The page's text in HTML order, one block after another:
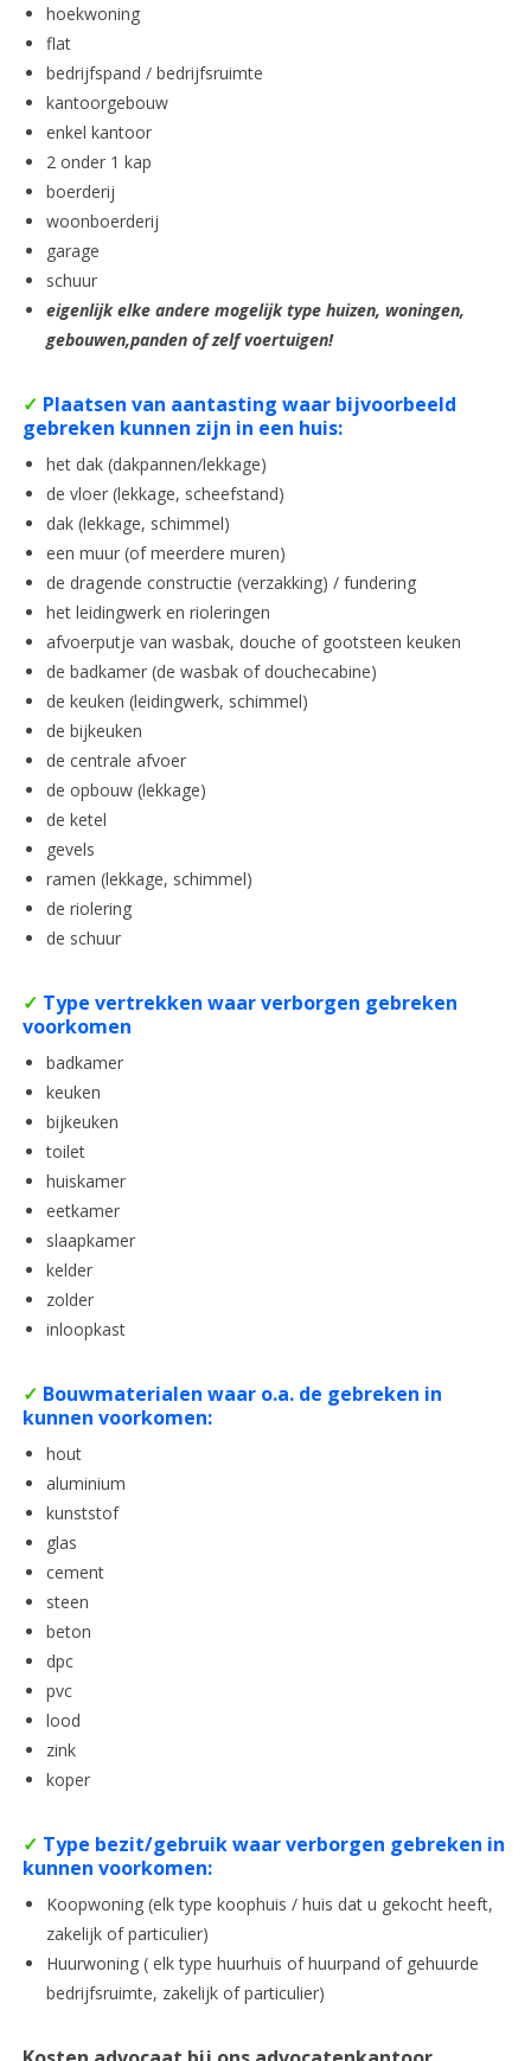
hoekwoning
flat
bedrijfspand / bedrijfsruimte
kantoorgebouw
enkel kantoor
2 onder 1 kap
boerderij
woonboerderij
garage
schuur
eigenlijk elke andere mogelijk type huizen, woningen,
gebouwen,panden of zelf voertuigen!
✓ Plaatsen van aantasting waar bijvoorbeeld
gebreken kunnen zijn in een huis:
het dak (dakpannen/lekkage)
de vloer (lekkage, scheefstand)
dak (lekkage, schimmel)
een muur (of meerdere muren)
de dragende constructie (verzakking) / fundering
het leidingwerk en rioleringen
afvoerputje van wasbak, douche of gootsteen keuken
de badkamer (de wasbak of douchecabine)
de keuken (leidingwerk, schimmel)
de bijkeuken
de centrale afvoer
de opbouw (lekkage)
de ketel
gevels
ramen (lekkage, schimmel)
de riolering
de schuur
✓ Type vertrekken waar verborgen gebreken
voorkomen
badkamer
keuken
bijkeuken
toilet
huiskamer
eetkamer
slaapkamer
kelder
zolder
inloopkast
✓ Bouwmaterialen waar o.a. de gebreken in
kunnen voorkomen:
hout
aluminium
kunststof
glas
cement
steen
beton
dpc
pvc
lood
zink
koper
✓ Type bezit/gebruik waar verborgen gebreken in
kunnen voorkomen:
Koopwoning (elk type koophuis / huis dat u gekocht heeft,
zakelijk of particulier)
Huurwoning ( elk type huurhuis of huurpand of gehuurde
bedrijfsruimte, zakelijk of particulier)